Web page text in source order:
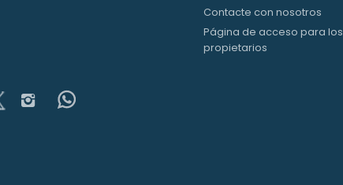
Facebook page
our youtube page
Visit our x page
Visit our isntagram page
Contacte con nosotros
Página de acceso para los
propietarios